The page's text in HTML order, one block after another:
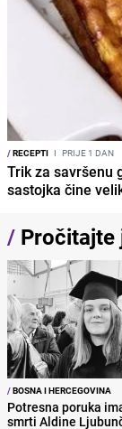
/RECEPTI I PRIJE 1 DAN
Trik za savršenu
sastojka čine
/ Pročitajte
/BOSNA I HERCEGOVINA
Potresna poruka
smrti Aldine